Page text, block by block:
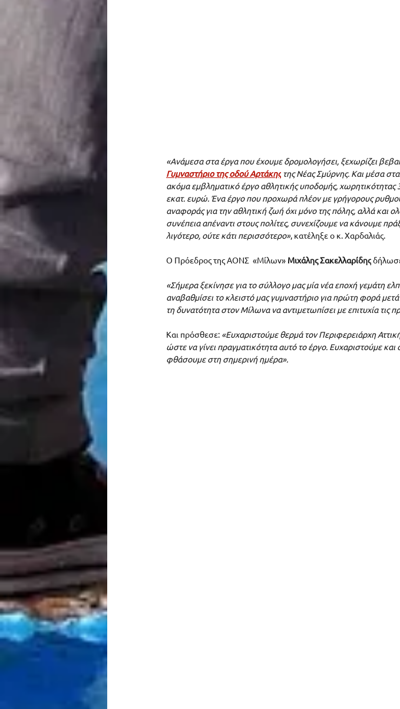
«Ανάμεσα στα έργα που έχουμε δρομολογήσει, ξεχωρίζει
Γυμναστήριο της οδού Αρτάκης της Νέας Σμύρνης. Και μέσα
ακόμα εμβληματικό έργο αθλητικής υποδομής,
εκατ. ευρώ. Ένα έργο που προχωρά πλέον με γρήγορους
αναφοράς για την αθλητική ζωή όχι μόνο της πόλης, αλλά και
συνέπεια απέναντι στους πολίτες, συνεχίζουμε να κάνουμε
λιγότερο, ούτε κάτι περισσότερο», κατέληξε ο κ. Χαρδαλιάς.
Ο Πρόεδρος της ΑΟΝΣ  «Μίλων» Μιχάλης Σακελλαρίδης
«Σήμερα ξεκίνησε για το σύλλογο μας μία νέα εποχή γεμάτη
αναβαθμίσει το κλειστό μας γυμναστήριο για πρώτη φορά
τη δυνατότητα στον Μίλωνα να αντιμετωπίσει με επιτυχία τις
Και πρόσθεσε: «Ευχαριστούμε θερμά τον Περιφερειάρχη
ώστε να γίνει πραγματικότητα αυτό το έργο. Ευχαριστούμε
φθάσουμε στη σημερινή ημέρα».